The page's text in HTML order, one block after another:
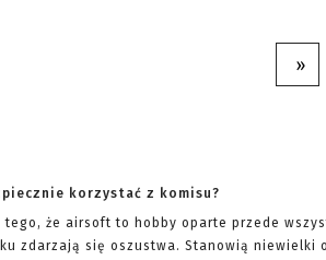
»
korzystać z komisu?
tego, że airsoft to hobby oparte przede
zdarzają się oszustwa. Stanowią niewielki